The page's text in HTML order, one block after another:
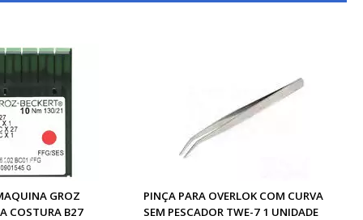
GROZ
COSTURA B27
PINÇA PARA OVERLOK COM CURVA
SEM PESCADOR TWE-7 1 UNIDADE